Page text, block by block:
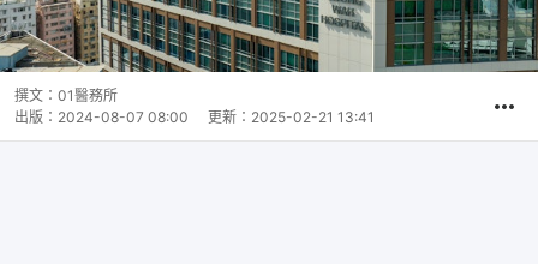
撰文： 01醫務所
出版： 2024-08-07 08:00 更新： 2025-02-21 13:41